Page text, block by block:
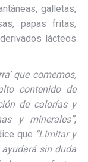
galletas,
papas fritas,
lácteos
que comemos,
contenido de
de calorías y
y minerales”,
que “Limitar y
sin duda